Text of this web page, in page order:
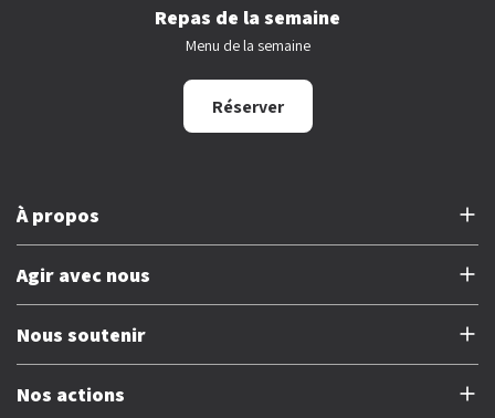
Repas de la semaine
Menu de la semaine
Réserver
À propos
Agir avec nous
Nous soutenir
Nos actions